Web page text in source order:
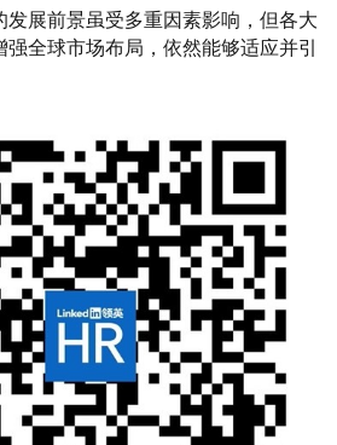
展前景虽受多重因素影响，但各大
全球市场布局，依然能够适应并引